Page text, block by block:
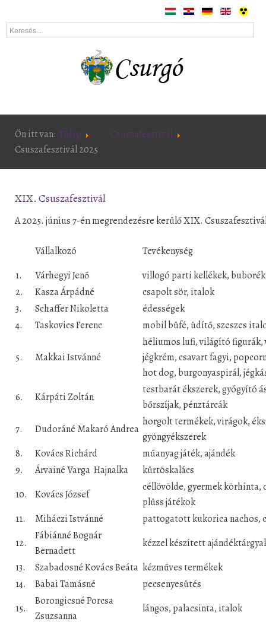
Ön itt van: Főlap
Csuszafesztivál
Csuszafesztivál 2025
XIX. Csuszafesztivál
A 2025. június 7-én megrendezésre kerülő XIX.
Vállalkozó
Tevékenység
1.
Várhegyi Jenő
villogó parti kellékek,
2.
Kasza Árpádné
csapolt sör, italok
3.
Schaffer Nikoletta
édességek
4.
Taskovics Ferenc mobil büfé, üdítő, szeszes
5. Makkai Istvánné
héliumos lufi, világító figurák,
jégkrém, csavart fagyi,
hot dog, burgonyaspirál,
6.
Kárpáti Zoltán
testbarát ékszerek, gyógyító
bőrszíjak, pénztárcák
7.
Dudoráné Makaró Andrea
horgolt termékek, virágok,
gyöngyékszerek
8.
Kovács Richárd
műanyag játék, ajándék
9.
Árvainé Varga Hajnalka
kürtöskalács
10.
Kovács József
céllövölde, gyermek körhinta,
plüss játékok
11.
Miháczi Istvánné
pattogatott kukorica nachos,
12.
Fábiánné Bognár
Bernadett
kézzel készített
13.
Szabadosné Kovács Beáta kézműves termékek
14.
Babai Tamásné
pecsenyesütés
15.
Borongicsné Porcsa
Zsuzsanna
lángos, palacsinta, italok